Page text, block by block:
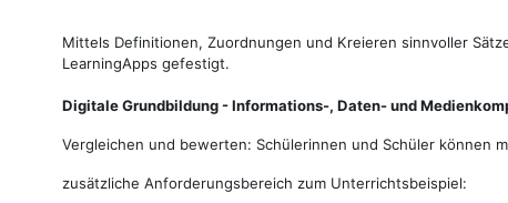
Mittels Definitionen, Zuordnungen und Kreieren sinnvoller
LearningApps gefestigt.
Digitale Grundbildung - Informations-, Daten- und
Vergleichen und bewerten: Schülerinnen und Schüler können
zusätzliche Anforderungsbereich zum Unterrichtsbeispiel: